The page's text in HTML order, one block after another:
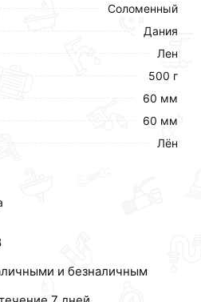
Соломенный
Дания
Лен
500 г
60 мм
60 мм
Лён
и безналичным